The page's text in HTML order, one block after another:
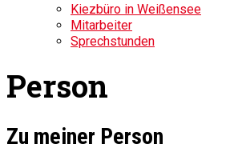
Kiezbüro in Weißensee
Mitarbeiter
Sprechstunden
Person
Zu meiner Person